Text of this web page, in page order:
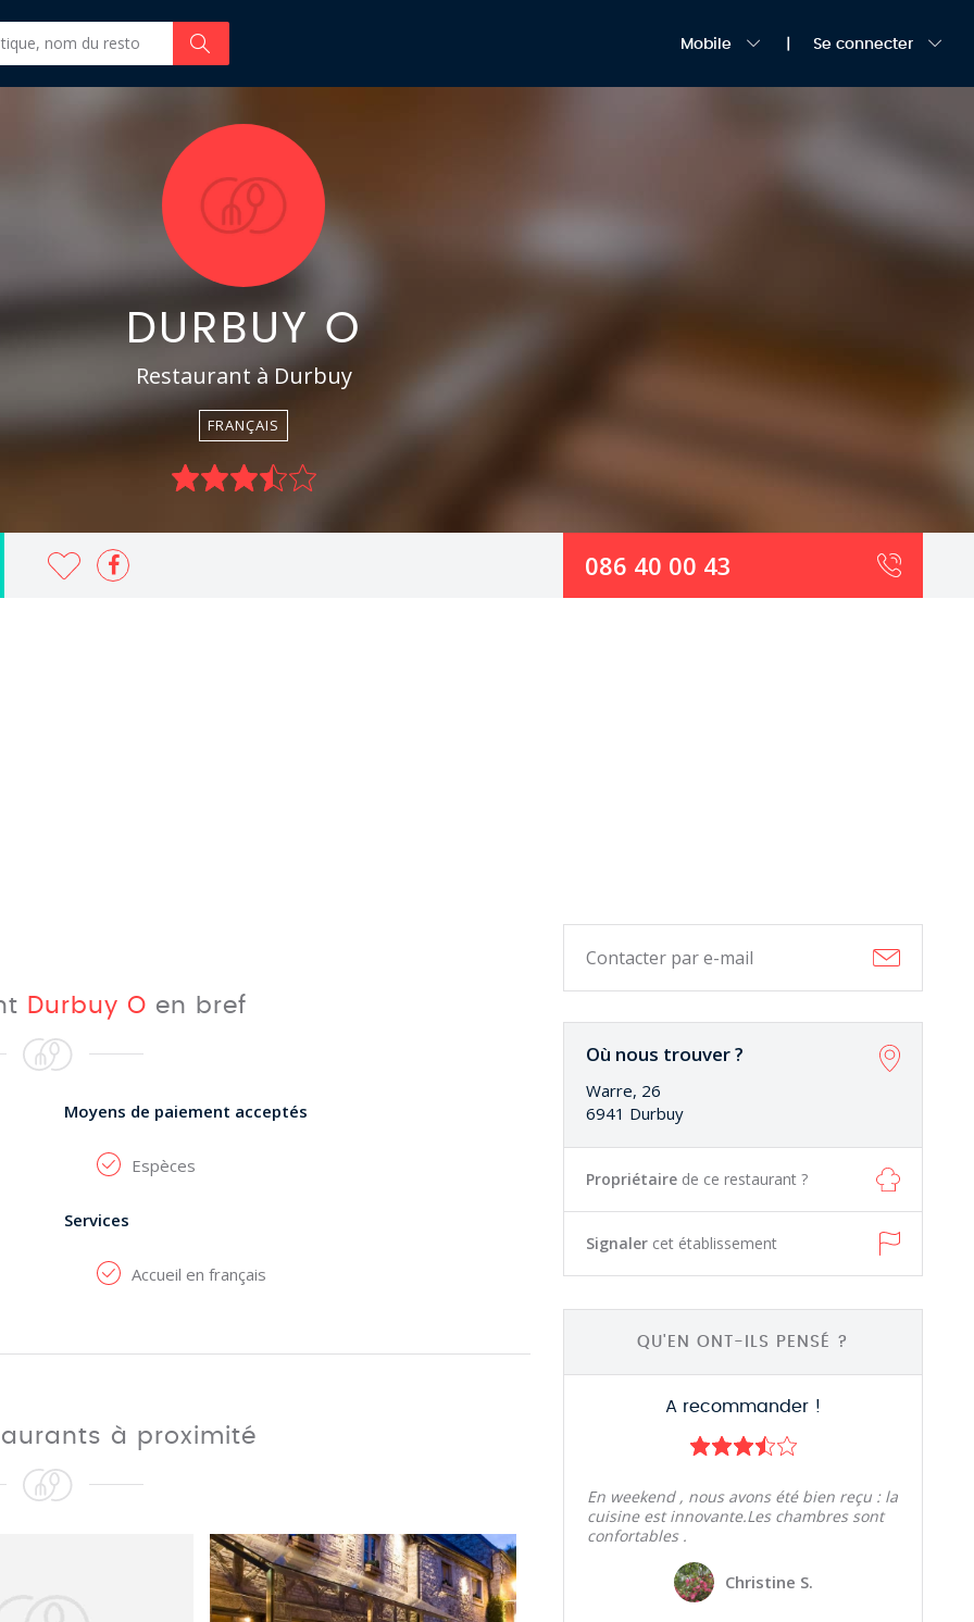
Mobile Se connecter
DURBUY O
Restaurant à Durbuy
FRANÇAIS
086 40 00 43
Contacter par e-mail
Où nous trouver ?
Warre, 26
6941 Durbuy
Propriétaire de ce restaurant ?
Signaler cet établissement
QU'EN ONT-ILS PENSÉ ?
A recommander !
En weekend , nous avons été bien reçu : la
cuisine est innovante.Les chambres sont
confortables .
Christine S.
Durbuy O en bref
Moyens de paiement acceptés
Espèces
Services
Accueil en français
à proximité